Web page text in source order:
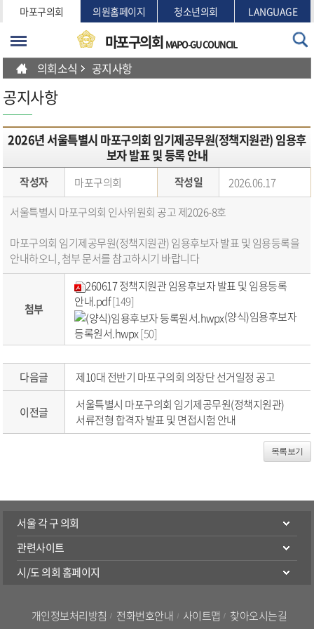
본문바로가기
마포구의회 의원홈페이지 청소년의회 LANGUAGE
마포구의회 MAPO-GU COUNCIL
의회소식 공지사항
공지사항
2026년 서울특별시 마포구의회 임기제공무원(정책지원관) 임용후
보자 발표 및 등록 안내
작성자 마포구의회 작성일
2026.06.17
서울특별시 마포구의회 인사위원회 공고 제2026-8호
마포구의회 임기제공무원(정책지원관) 임용후보자 발표 및 임용등록을
안내하오니, 첨부 문서를 참고하시기 바랍니다
첨부
260617 정책지원관 임용후보자 발표 및 임용등록
안내.pdf[149]
(양식)임용후보자
등록원서.hwpx[50]
다음글 제10대 전반기 마포구의회 의장단 선거일정 공고
이전글
서울특별시 마포구의회 임기제공무원(정책지원관)
서류전형 합격자 발표 및 면접시험 안내
목록보기
서울 각 구 의회
관련사이트
시/도 의회 홈페이지
개인정보처리방침 전화번호안내 사이트맵 찾아오시는길